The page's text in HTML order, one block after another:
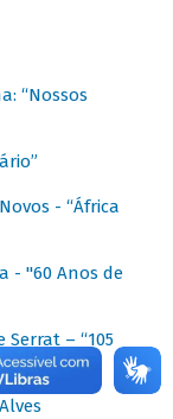
“Nossos
- “África
- "60 Anos de
– “105